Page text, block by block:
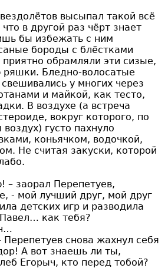
высыпал такой всё
в другой раз чёрт знает
бы избежать с ним
бороды с блёстками
обрамляли эти сизые,
Бледно-волосатые
у многих через
и майкой, как тесто,
В воздухе (а встреча
вокруг которого, по
густо пахнуло
коньячком, водочкой,
Не считая закуски, которой
– заорал Перепетуев,
- мой лучший друг, мой друг
детских игр и разводила
как тебя?
снова жахнул себя
А вот знаешь ли ты,
Егорыч, кто перед тобой?